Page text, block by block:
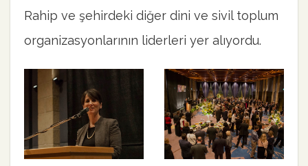
Rahip ve şehirdeki diğer dini ve sivil toplum
organizasyonlarının liderleri yer alıyordu.